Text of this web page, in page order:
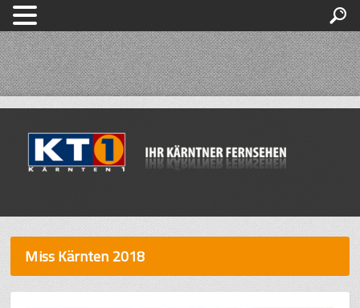
Miss Kärnten 2018